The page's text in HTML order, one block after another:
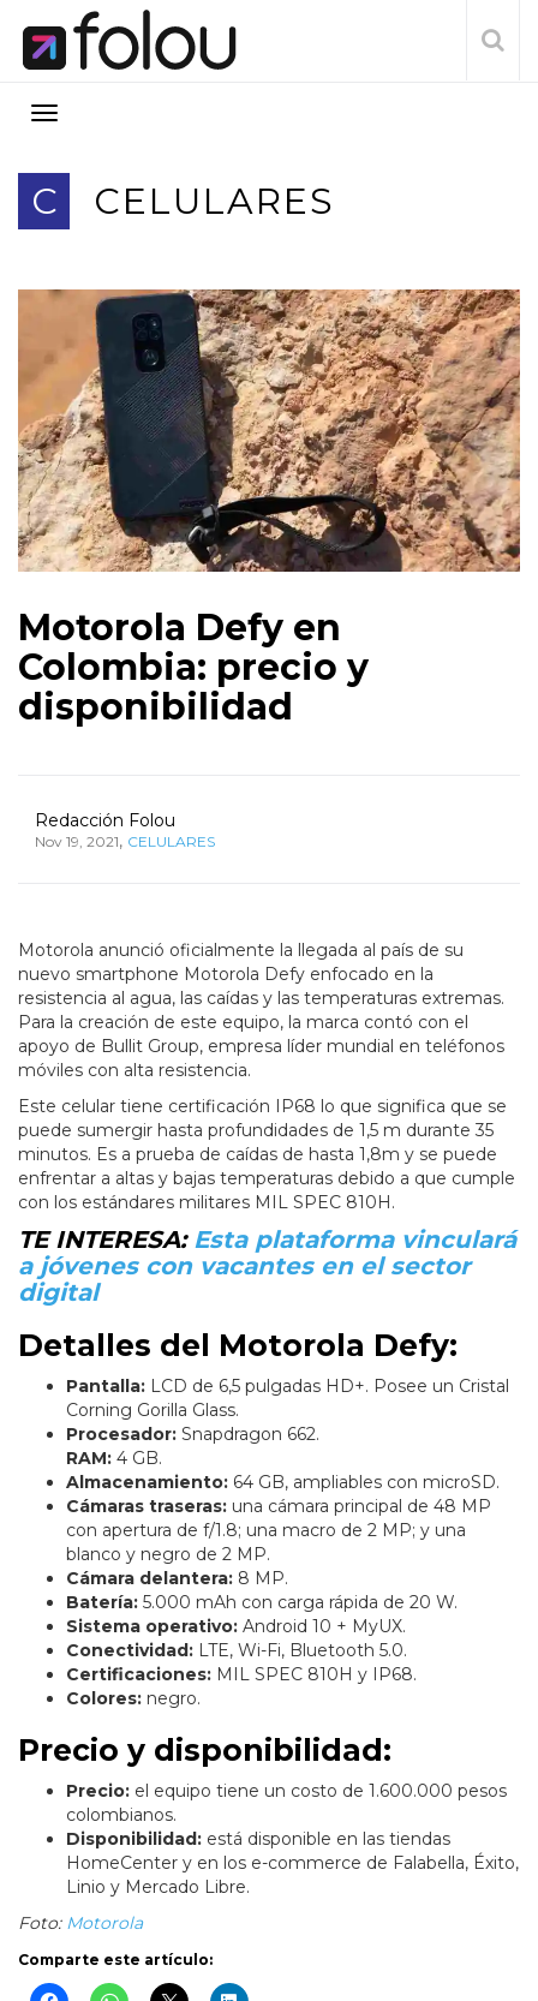
C CELULARES
Motorola Defy en
Colombia: precio y
disponibilidad
Redacción Folou
Nov 19, 2021, CELULARES
Motorola anunció oficialmente la llegada al país de su
nuevo smartphone Motorola Defy enfocado en la
resistencia al agua, las caídas y las temperaturas extremas.
Para la creación de este equipo, la marca contó con el
apoyo de Bullit Group, empresa líder mundial en teléfonos
móviles con alta resistencia.
Este celular tiene certificación IP68 lo que significa que se
puede sumergir hasta profundidades de 1,5 m durante 35
minutos. Es a prueba de caídas de hasta 1,8m y se puede
enfrentar a altas y bajas temperaturas debido a que cumple
con los estándares militares MIL SPEC 810H.
TE INTERESA: Esta plataforma vinculará
a jóvenes con vacantes en el sector
digital
Detalles del Motorola Defy:
Pantalla: LCD de 6,5 pulgadas HD+. Posee un Cristal
Corning Gorilla Glass.
Procesador: Snapdragon 662.
RAM: 4 GB.
Almacenamiento: 64 GB, ampliables con microSD.
Cámaras traseras: una cámara principal de 48 MP
con apertura de f/1.8; una macro de 2 MP; y una
blanco y negro de 2 MP.
Cámara delantera: 8 MP.
Batería: 5.000 mAh con carga rápida de 20 W.
Sistema operativo: Android 10 + MyUX.
Conectividad: LTE, Wi-Fi, Bluetooth 5.0.
Certificaciones: MIL SPEC 810H y IP68.
Colores: negro.
Precio y disponibilidad:
Precio: el equipo tiene un costo de 1.600.000 pesos
colombianos.
Disponibilidad: está disponible en las tiendas
HomeCenter y en los e-commerce de Falabella, Éxito,
Linio y Mercado Libre.
Foto: Motorola
Comparte este artículo: